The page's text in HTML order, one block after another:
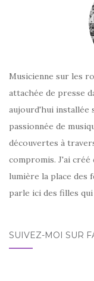
Musicienne sur les
attachée de presse
aujourd'hui installée
passionnée de
découvertes à
compromis. J'ai créé
lumière la place des
parle ici des filles
SUIVEZ-MOI SUR